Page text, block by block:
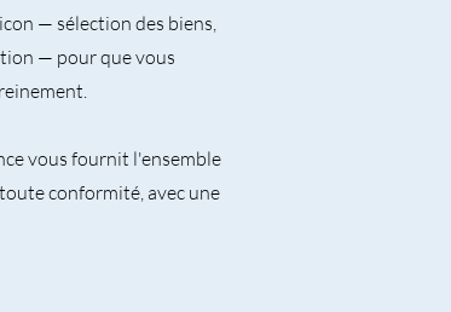
— sélection des biens,
— pour que vous
vous fournit l'ensemble
conformité, avec une